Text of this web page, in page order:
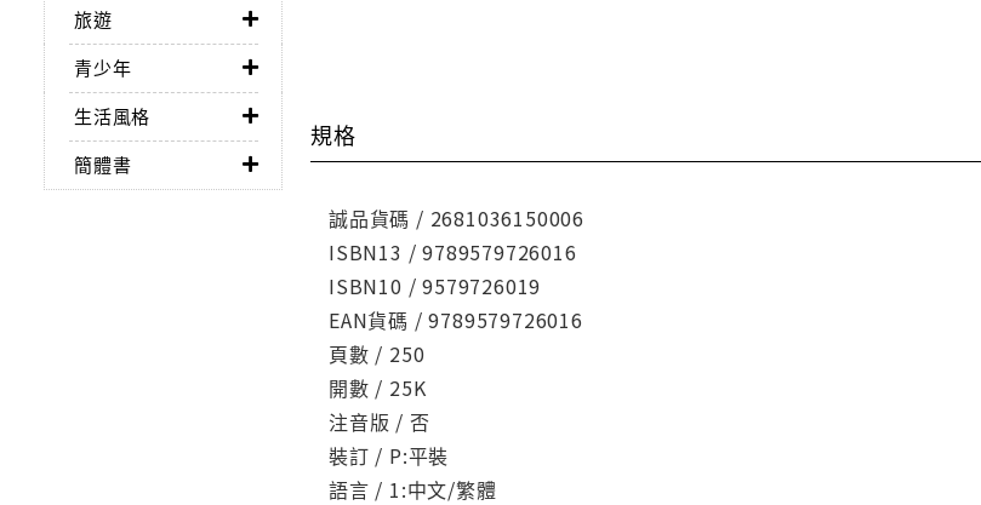
旅遊
青少年
生活風格
簡體書
規格
誠品貨碼 / 2681036150006
ISBN13 / 9789579726016
ISBN10 / 9579726019
EAN貨碼 / 9789579726016
頁數 / 250
開數 / 25K
注音版 / 否
裝訂 / P:平裝
語言 / 1:中文/繁體